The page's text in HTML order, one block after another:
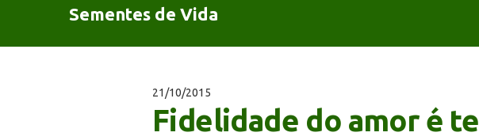
Sementes de Vida
21/10/2015
Fidelidade do amor é